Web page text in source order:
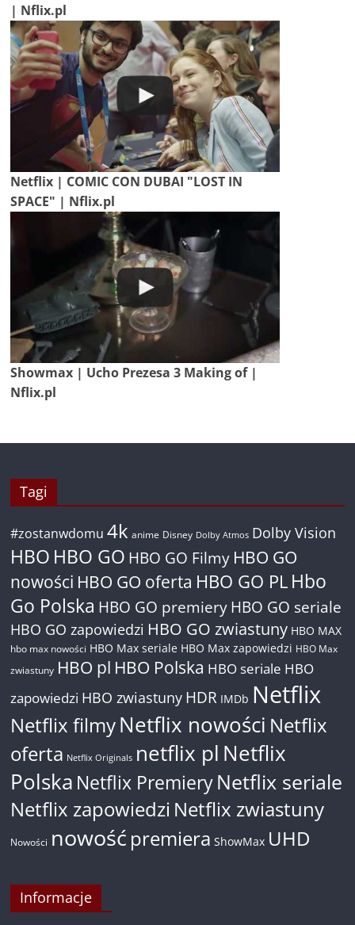
| Nflix.pl
Netflix | COMIC CON DUBAI "LOST IN
SPACE" | Nflix.pl
Showmax | Ucho Prezesa 3 Making of |
Nflix.pl
Tagi
#zostanwdomu 4k anime Disney Dolby Atmos Dolby Vision
HBO HBO GO HBO GO Filmy HBO GO
nowości HBO GO oferta HBO GO PL Hbo
Go Polska HBO GO premiery HBO GO seriale
HBO GO zapowiedzi HBO GO zwiastuny HBO MAX
hbo max nowości HBO Max seriale HBO Max zapowiedzi HBO Max
zwiastuny HBO pl HBO Polska HBO seriale HBO
zapowiedzi HBO zwiastuny HDR IMDb Netflix
Netflix filmyNetflix nowości Netflix
oferta Netflix Originals netflix pl Netflix
Polska Netflix PremieryNetflix seriale
Netflix zapowiedzi Netflix zwiastuny
Nowości nowość premiera ShowMax UHD
Informacje